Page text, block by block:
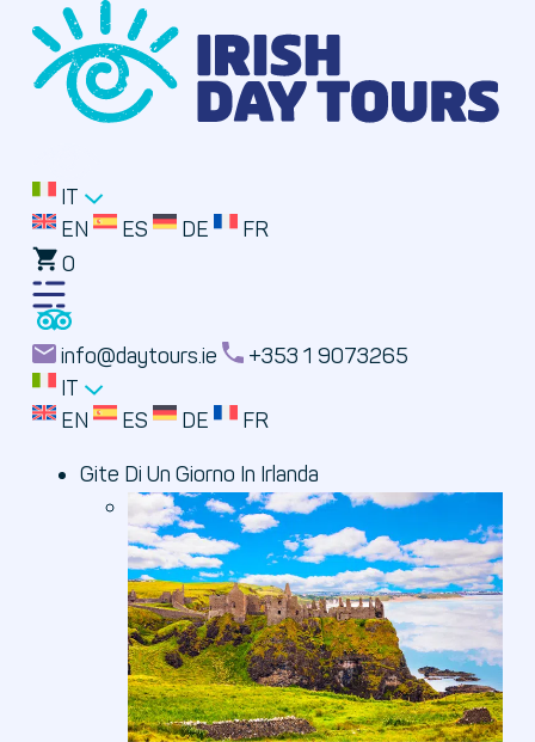
IT
EN
ES DE
FR
0
Toggle
Menu
info@daytours.ie
+353 1 9073265
IT
EN
ES DE FR
Gite Di Un Giorno In Irlanda